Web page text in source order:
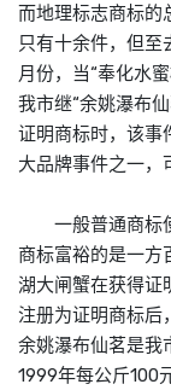
而地理标志商标的
只有十余件，但至
月份，当“奉化水
我市继“余姚瀑布
证明商标时，该事
大品牌事件之一，
一般普通商标使
商标富裕的是一方
湖大闸蟹在获得证
注册为证明商标后
余姚瀑布仙茗是我
1999年每公斤100